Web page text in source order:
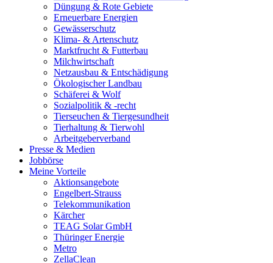
Düngung & Rote Gebiete
Erneuerbare Energien
Gewässerschutz
Klima- & Artenschutz
Marktfrucht & Futterbau
Milchwirtschaft
Netzausbau & Entschädigung
Ökologischer Landbau
Schäferei & Wolf
Sozialpolitik & -recht
Tierseuchen & Tiergesundheit
Tierhaltung & Tierwohl
Arbeitgeberverband
Presse & Medien
Jobbörse
Meine Vorteile
Aktionsangebote
Engelbert-Strauss
Telekommunikation
Kärcher
TEAG Solar GmbH
Thüringer Energie
Metro
ZellaClean